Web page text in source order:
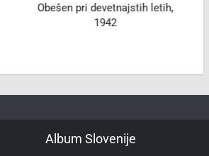
Obešen pri devetnajstih letih,
1942
Album Slovenije